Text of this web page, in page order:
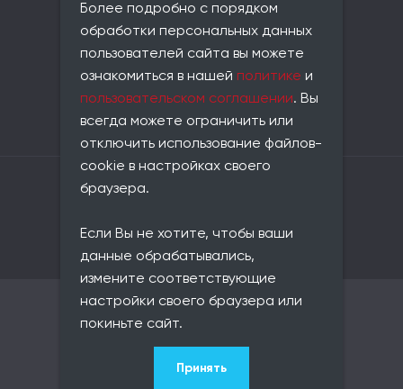
+7 (812) 677-21-86
Email:
info@universe-data.ru
Документы:
Пользовательское соглашение
Политика конфиденциальности
КПП: 781301001
ОКВЭД: 62.01
© 2021–2026 Юниверс Дата
Разработка сайта
Более подробно с порядком
обработки персональных данных
пользователей сайта вы можете
ознакомиться в нашей политике и
пользовательском соглашении. Вы
всегда можете ограничить или
отключить использование файлов-
cookie в настройках своего
браузера.
Если Вы не хотите, чтобы ваши
данные обрабатывались,
измените соответствующие
настройки своего браузера или
покиньте сайт.
Принять